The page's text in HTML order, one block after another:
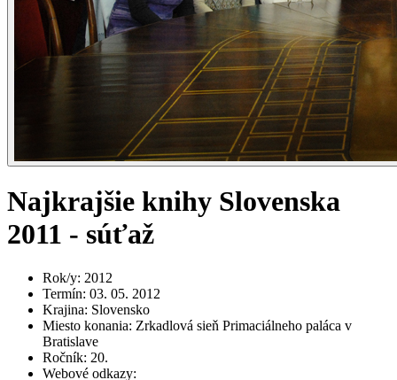
Najkrajšie knihy Slovenska
2011 - súťaž
Rok/y: 2012
Termín: 03. 05. 2012
Krajina: Slovensko
Miesto konania: Zrkadlová sieň Primaciálneho paláca v
Bratislave
Ročník: 20.
Webové odkazy: